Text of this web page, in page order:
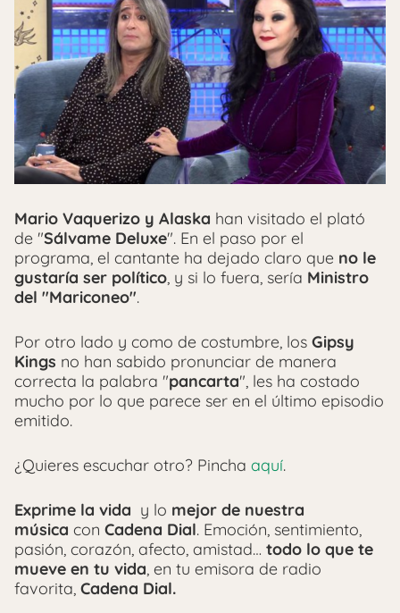
Mario Vaquerizo y Alaska han visitado el plató
de "Sálvame Deluxe". En el paso por el
programa, el cantante ha dejado claro que no le
gustaría ser político, y si lo fuera, sería Ministro
del "Mariconeo".
Por otro lado y como de costumbre, los Gipsy
Kings no han sabido pronunciar de manera
correcta la palabra "pancarta", les ha costado
mucho por lo que parece ser en el último episodio
emitido.
¿Quieres escuchar otro? Pincha aquí.
Exprime la vida y lo mejor de nuestra
música con Cadena Dial. Emoción, sentimiento,
pasión, corazón, afecto, amistad… todo lo que te
mueve en tu vida, en tu emisora de radio
favorita, Cadena Dial.